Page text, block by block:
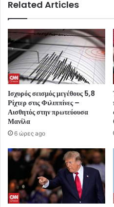
Related Articles
Ισχυρός σεισμός μεγέθους 5,8
Ρίχτερ στις Φιλιππίνες –
Αισθητός στην πρωτεύουσα
Μανίλα
6 ώρες ago